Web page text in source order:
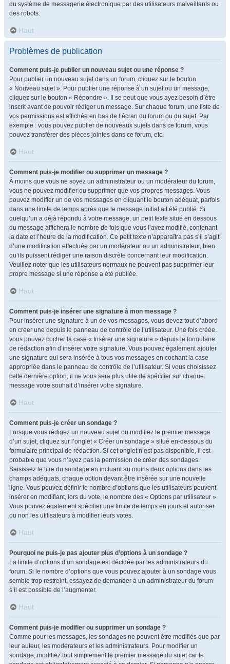
du système de messagerie électronique par des utilisateurs malveillants ou
des robots.
Haut
Problèmes de publication
Comment puis-je publier un nouveau sujet ou une réponse ?
Pour publier un nouveau sujet dans un forum, cliquez sur le bouton
« Nouveau sujet ». Pour publier une réponse à un sujet ou un message,
cliquez sur le bouton « Répondre ». Il se peut que vous ayez besoin d’être
inscrit avant de pouvoir rédiger un message. Sur chaque forum, une liste de
vos permissions est affichée en bas de l’écran du forum ou du sujet. Par
exemple : vous pouvez publier de nouveaux sujets dans ce forum, vous
pouvez transférer des pièces jointes dans ce forum, etc.
Haut
Comment puis-je modifier ou supprimer un message ?
À moins que vous ne soyez un administrateur ou un modérateur du forum,
vous ne pouvez modifier ou supprimer que vos propres messages. Vous
pouvez modifier un de vos messages en cliquant le bouton adéquat, parfois
dans une limite de temps après que le message initial ait été publié. Si
quelqu’un a déjà répondu à votre message, un petit texte situé en dessous
du message affichera le nombre de fois que vous l’avez modifié, contenant
la date et l’heure de la modification. Ce petit texte n’apparaîtra pas s’il s’agit
d’une modification effectuée par un modérateur ou un administrateur, bien
qu’ils puissent rédiger une raison discrète concernant leur modification.
Veuillez noter que les utilisateurs normaux ne peuvent pas supprimer leur
propre message si une réponse a été publiée.
Haut
Comment puis-je insérer une signature à mon message ?
Pour insérer une signature à un de vos messages, vous devez tout d’abord
en créer une depuis le panneau de contrôle de l’utilisateur. Une fois créée,
vous pouvez cocher la case « Insérer une signature » depuis le formulaire
de rédaction afin d’insérer votre signature. Vous pouvez également ajouter
une signature qui sera insérée à tous vos messages en cochant la case
appropriée dans le panneau de contrôle de l’utilisateur. Si vous choisissez
cette dernière option, il ne vous sera plus utile de spécifier sur chaque
message votre souhait d’insérer votre signature.
Haut
Comment puis-je créer un sondage ?
Lorsque vous rédigez un nouveau sujet ou modifiez le premier message
d’un sujet, cliquez sur l’onglet « Créer un sondage » situé en-dessous du
formulaire principal de rédaction. Si cet onglet n’est pas disponible, il est
probable que vous n’ayez pas la permission de créer des sondages.
Saisissez le titre du sondage en incluant au moins deux options dans les
champs adéquats, chaque option devant être insérée sur une nouvelle
ligne. Vous pouvez définir le nombre d’options que les utilisateurs peuvent
insérer en modifiant, lors du vote, le nombre des « Options par utilisateur ».
Vous pouvez également spécifier une limite de temps en jours et autoriser
ou non les utilisateurs à modifier leurs votes.
Haut
Pourquoi ne puis-je pas ajouter plus d’options à un sondage ?
La limite d’options d’un sondage est décidée par les administrateurs du
forum. Si le nombre d’options que vous pouvez ajouter à un sondage vous
semble trop restreint, essayez de demander à un administrateur du forum
s’il est possible de l’augmenter.
Haut
Comment puis-je modifier ou supprimer un sondage ?
Comme pour les messages, les sondages ne peuvent être modifiés que par
leur auteur, les modérateurs et les administrateurs. Pour modifier un
sondage, modifiez tout simplement le premier message du sujet car le